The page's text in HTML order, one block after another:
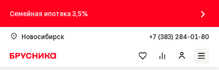
Семейная ипотека 3,5%
Новосибирск +7 (383) 284-01-80